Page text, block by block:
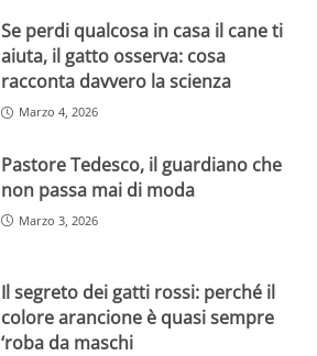
Se perdi qualcosa in casa il cane ti
aiuta, il gatto osserva: cosa
racconta davvero la scienza
Marzo 4, 2026
Pastore Tedesco, il guardiano che
non passa mai di moda
Marzo 3, 2026
Il segreto dei gatti rossi: perché il
colore arancione è quasi sempre
‘roba da maschi